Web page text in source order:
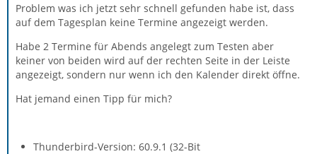
Problem was ich jetzt sehr schnell gefunden habe ist, dass
auf dem Tagesplan keine Termine angezeigt werden.
Habe 2 Termine für Abends angelegt zum Testen aber
keiner von beiden wird auf der rechten Seite in der Leiste
angezeigt, sondern nur wenn ich den Kalender direkt öffne.
Hat jemand einen Tipp für mich?
Thunderbird-Version: 60.9.1 (32-Bit